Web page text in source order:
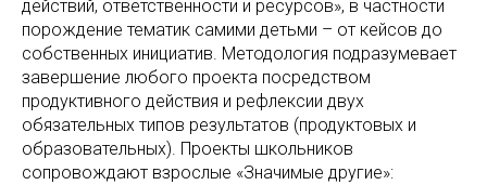
действий, ответственности и ресурсов», в частности
порождение тематик самими детьми – от кейсов до
собственных инициатив. Методология подразумевает
завершение любого проекта посредством
продуктивного действия и рефлексии двух
обязательных типов результатов (продуктовых и
образовательных). Проекты школьников
сопровождают взрослые «Значимые другие»: